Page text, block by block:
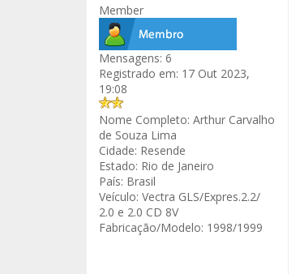
Member
Mensagens: 6
Registrado em: 17 Out 2023,
19:08
Nome Completo: Arthur Carvalho
de Souza Lima
Cidade: Resende
Estado: Rio de Janeiro
País: Brasil
Veículo: Vectra GLS/Expres.2.2/
2.0 e 2.0 CD 8V
Fabricação/Modelo: 1998/1999